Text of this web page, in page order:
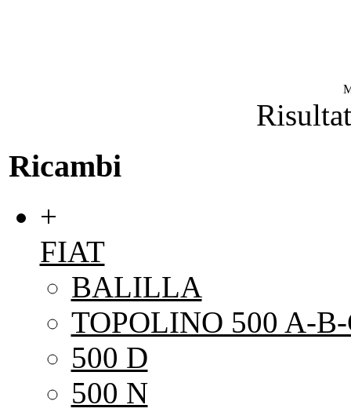
Ricambi
+
FIAT
BALILLA
TOPOLINO 500 A-
500 D
500 N